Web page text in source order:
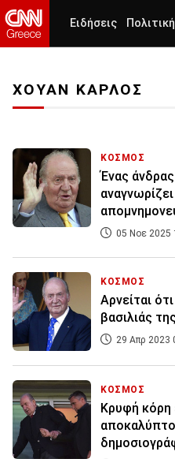
Ειδήσεις Πολιτική
ΧΟΥΑΝ ΚΑΡΛΟΣ
ΚΟΣΜΟΣ
Ένας
05 Νοε 2025
ΚΟΣΜΟΣ
Αρνείται
βασιλιάς
29 Απρ 2023
ΚΟΣΜΟΣ
Κρυφή κόρη